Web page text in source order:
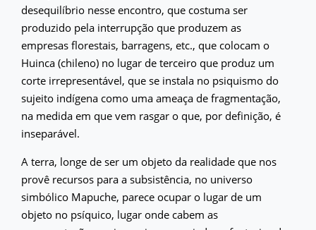
desequilíbrio nesse encontro, que costuma ser
produzido pela interrupção que produzem as
empresas florestais, barragens, etc., que colocam o
Huinca (chileno) no lugar de terceiro que produz um
corte irrepresentável, que se instala no psiquismo do
sujeito indígena como uma ameaça de fragmentação,
na medida em que vem rasgar o que, por definição, é
inseparável.
A terra, longe de ser um objeto da realidade que nos
provê recursos para a subsistência, no universo
simbólico Mapuche, parece ocupar o lugar de um
objeto no psíquico, lugar onde cabem as